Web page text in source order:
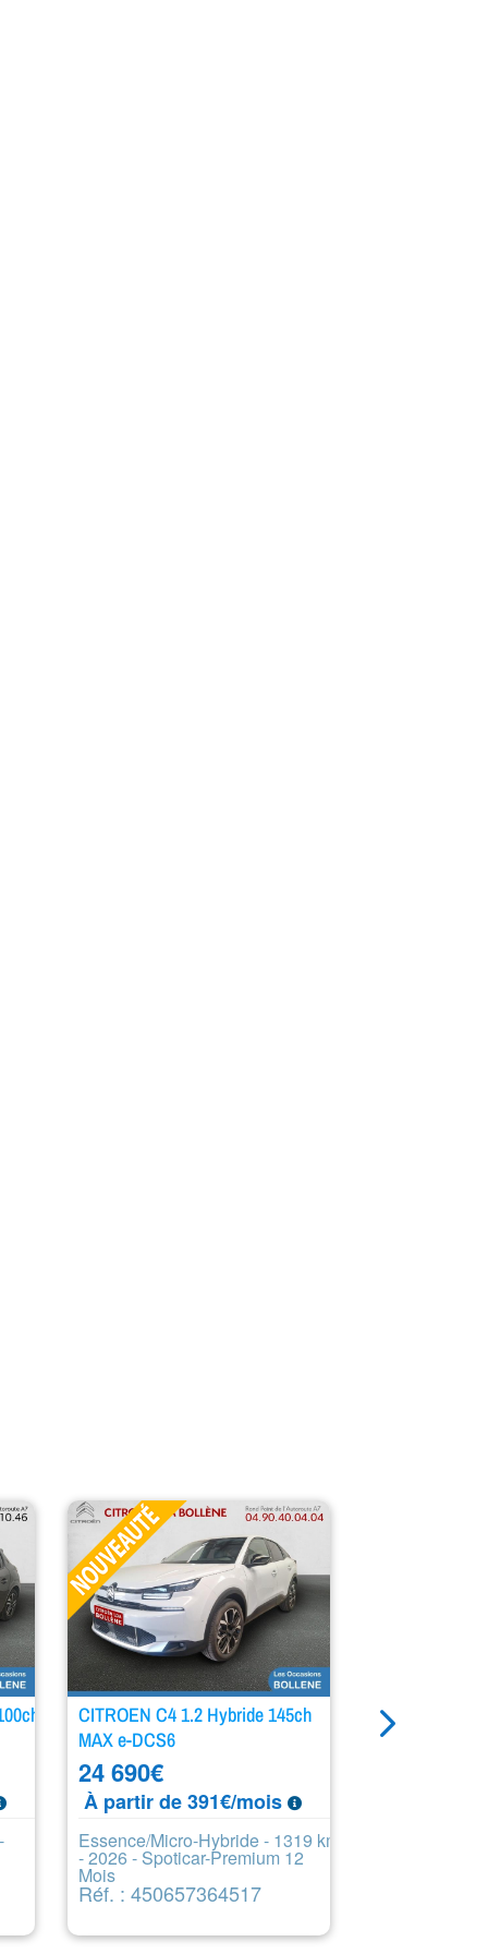
CITROEN C4 1.2 Hybride 145ch
MAX e-DCS6
24 690€
À partir de 391€/mois
Essence/Micro-Hybride - 1319 km
- 2026 - Spoticar-Premium 12
Mois
Réf. : 450657364517
PEUGEOT
Active 5p